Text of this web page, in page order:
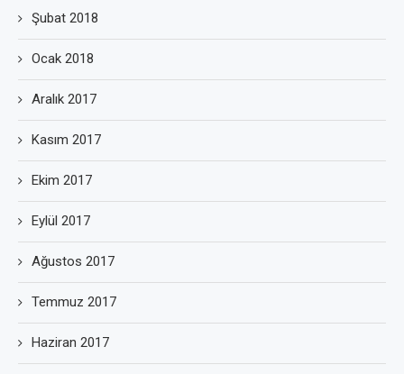
Şubat 2018
Ocak 2018
Aralık 2017
Kasım 2017
Ekim 2017
Eylül 2017
Ağustos 2017
Temmuz 2017
Haziran 2017